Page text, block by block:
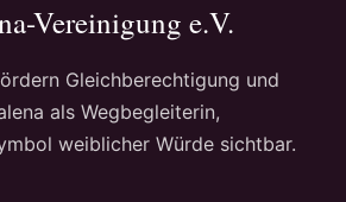
Vereinigung e.V.
Gleichberechtigung und
als Wegbegleiterin,
weiblicher Würde sichtbar.